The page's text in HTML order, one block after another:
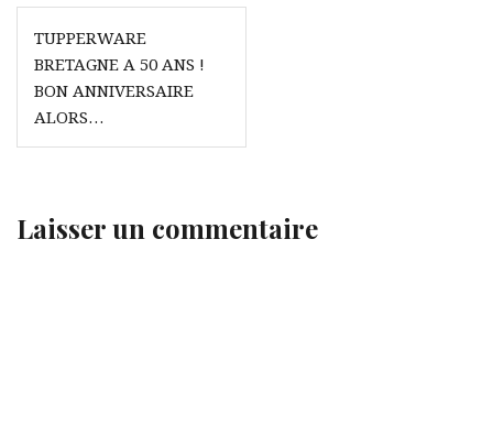
Navigation
de
l’article
TUPPERWARE
BRETAGNE A 50 ANS !
BON ANNIVERSAIRE
ALORS…
Laisser un commentaire